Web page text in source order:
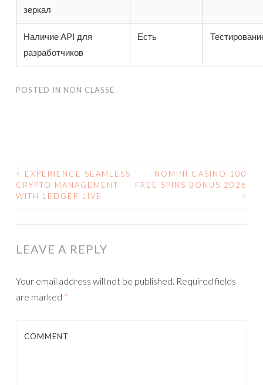
зеркал
Наличие API для
разработчиков
Есть
POSTED IN NON CLASSÉ
POST NAVIGATION
<
EXPERIENCE SEAMLESS
CRYPTO MANAGEMENT
WITH LEDGER LIVE
NOMINI CASINO 100
FREE SPINS BONUS 2026
>
LEAVE A REPLY
Your email address will not be published. Required fields
are marked *
COMMENT